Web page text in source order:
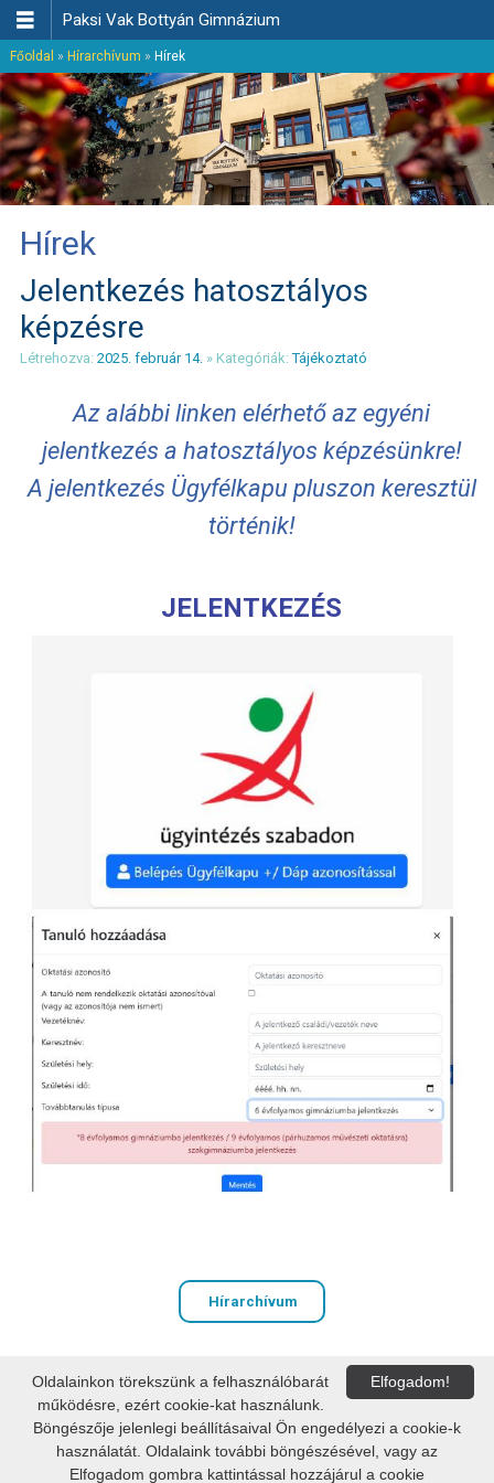
 Paksi Vak Bottyán Gimnázium
Főoldal » Hírarchívum » Hírek
Hírek
Jelentkezés hatosztályos
képzésre
Létrehozva: 2025. február 14. » Kategóriák:Tájékoztató
Az alábbi linken elérhető az egyéni
jelentkezés a hatosztályos képzésünkre!
A jelentkezés Ügyfélkapu pluszon keresztül
történik!
JELENTKEZÉS
Hírarchívum
PAKSI VAK BOTTYÁN GIMNÁZIUM
OM: 036391
7030 Paks, Dózsa György út 103.
Elfogadom!
Oldalainkon törekszünk a felhasználóbarát
működésre, ezért cookie-kat használunk.
Böngészője jelenlegi beállításaival Ön engedélyezi a cookie-k
használatát. Oldalaink további böngészésével, vagy az
Elfogadom gombra kattintással hozzájárul a cookie